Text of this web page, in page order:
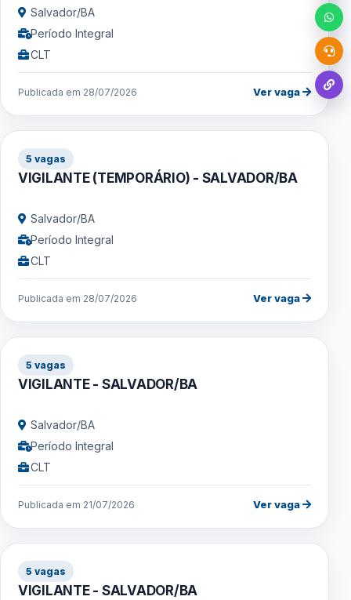
Salvador/BA
Período Integral
CLT
Publicada em 28/07/2026 Ver vaga
5 vagas
VIGILANTE (TEMPORÁRIO) - SALVADOR/BA
Salvador/BA
Período Integral
CLT
Publicada em 28/07/2026 Ver vaga
5 vagas
VIGILANTE - SALVADOR/BA
Salvador/BA
Período Integral
CLT
Publicada em 21/07/2026 Ver vaga
5 vagas
VIGILANTE - SALVADOR/BA